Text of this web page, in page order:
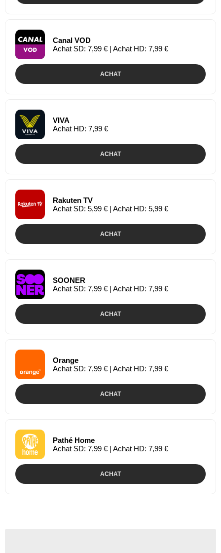
Canal VOD
Achat SD: 7,99 € | Achat HD: 7,99 €
ACHAT
VIVA
Achat HD: 7,99 €
ACHAT
Rakuten TV
Achat SD: 5,99 € | Achat HD: 5,99 €
ACHAT
SOONER
Achat SD: 7,99 € | Achat HD: 7,99 €
ACHAT
Orange
Achat SD: 7,99 € | Achat HD: 7,99 €
ACHAT
Pathé Home
Achat SD: 7,99 € | Achat HD: 7,99 €
ACHAT